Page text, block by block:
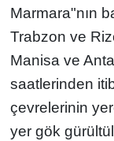
Marmara"nın
Trabzon ve
Manisa ve
saatlerinden
çevrelerinin
yer gök